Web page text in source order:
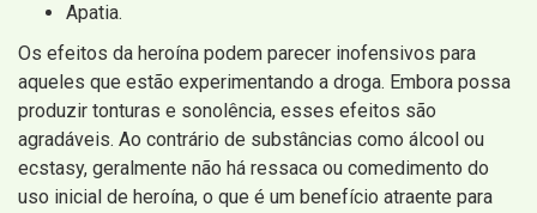
Apatia.
Os efeitos da heroína podem parecer inofensivos para
aqueles que estão experimentando a droga. Embora possa
produzir tonturas e sonolência, esses efeitos são
agradáveis. Ao contrário de substâncias como álcool ou
ecstasy, geralmente não há ressaca ou comedimento do
uso inicial de heroína, o que é um benefício atraente para